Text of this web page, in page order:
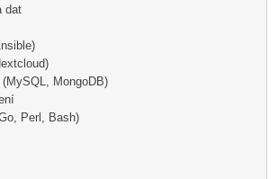
dat
MongoDB)
Perl, Bash)